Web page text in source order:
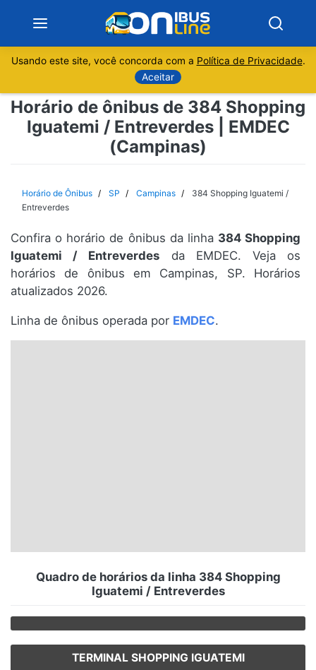
Sobre
Minas Gerais
Espírito Santo
Paraná
Santa Catarina
Usando este site, você concorda com a Política de Privacidade.
Aceitar
Horário de ônibus de 384 Shopping
Iguatemi / Entreverdes | EMDEC
(Campinas)
Horário de Ônibus SP Campinas
384 Shopping Iguatemi /
Entreverdes
Confira o horário de ônibus da linha 384 Shopping
Iguatemi / Entreverdes da EMDEC. Veja os
horários de ônibus em Campinas, SP. Horários
atualizados 2026.
Linha de ônibus operada por EMDEC.
Quadro de horários da linha 384 Shopping
Iguatemi / Entreverdes
TERMINAL SHOPPING IGUATEMI